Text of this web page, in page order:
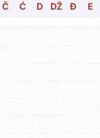
Č Ć D DŽ Đ E